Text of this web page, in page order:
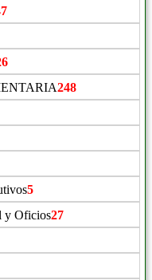
248
5
y Oficios27